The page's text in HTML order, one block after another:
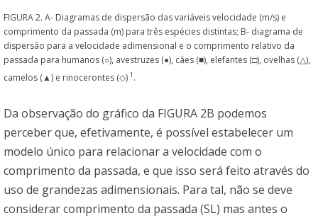
FIGURA 2. A- Diagramas de dispersão das variáveis velocidade (m/s) e
comprimento da passada (m) para três espécies distintas; B- diagrama de
dispersão para a velocidade adimensional e o comprimento relativo da
passada para humanos (○), avestruzes (●), cães (■), elefantes (□), ovelhas (△),
camelos (▲) e rinocerontes (◇) 1 .
Da observação do gráfico da FIGURA 2B podemos
perceber que, efetivamente, é possível estabelecer um
modelo único para relacionar a velocidade com o
comprimento da passada, e que isso será feito através do
uso de grandezas adimensionais. Para tal, não se deve
considerar comprimento da passada (SL) mas antes o